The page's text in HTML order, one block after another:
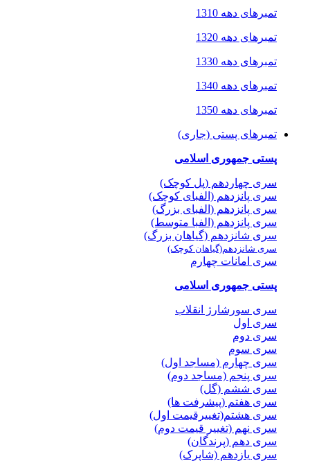
تمبرهای دهه 1310
تمبرهای دهه 1320
تمبرهای دهه 1330
تمبرهای دهه 1340
تمبرهای دهه 1350
تمبرهای پستی (جاری)
پستی جمهوری اسلامی
سری چهاردهم (پل کوچک)
سری پانزدهم (الفبای کوچک)
سری پانزدهم (الفبای بزرگ)
سری پانزدهم (الفبا متوسط)
سری شانزدهم (گیاهان بزرگ)
سری شانزدهم(گیاهان کوچک)
سری امانات چهارم
پستی جمهوری اسلامی
سری سورشارژ انقلاب
سری اول
سری دوم
سری سوم
سری چهارم (مساجد اول)
سری پنجم (مساجد دوم)
سری ششم (گل)
سری هفتم (پیشرفت ها)
سری هشتم(تغییرقیمت اول)
سری نهم (تغییر قیمت دوم)
سری دهم (پرندگان)
سری یازدهم (شاپرک)